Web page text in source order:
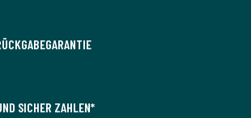
SICHER ZAHLEN*